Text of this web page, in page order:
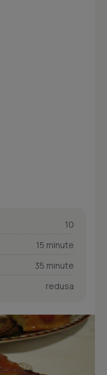
10
15 minute
35 minute
redusa